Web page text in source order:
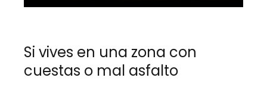
Si vives en una zona con
cuestas o mal asfalto